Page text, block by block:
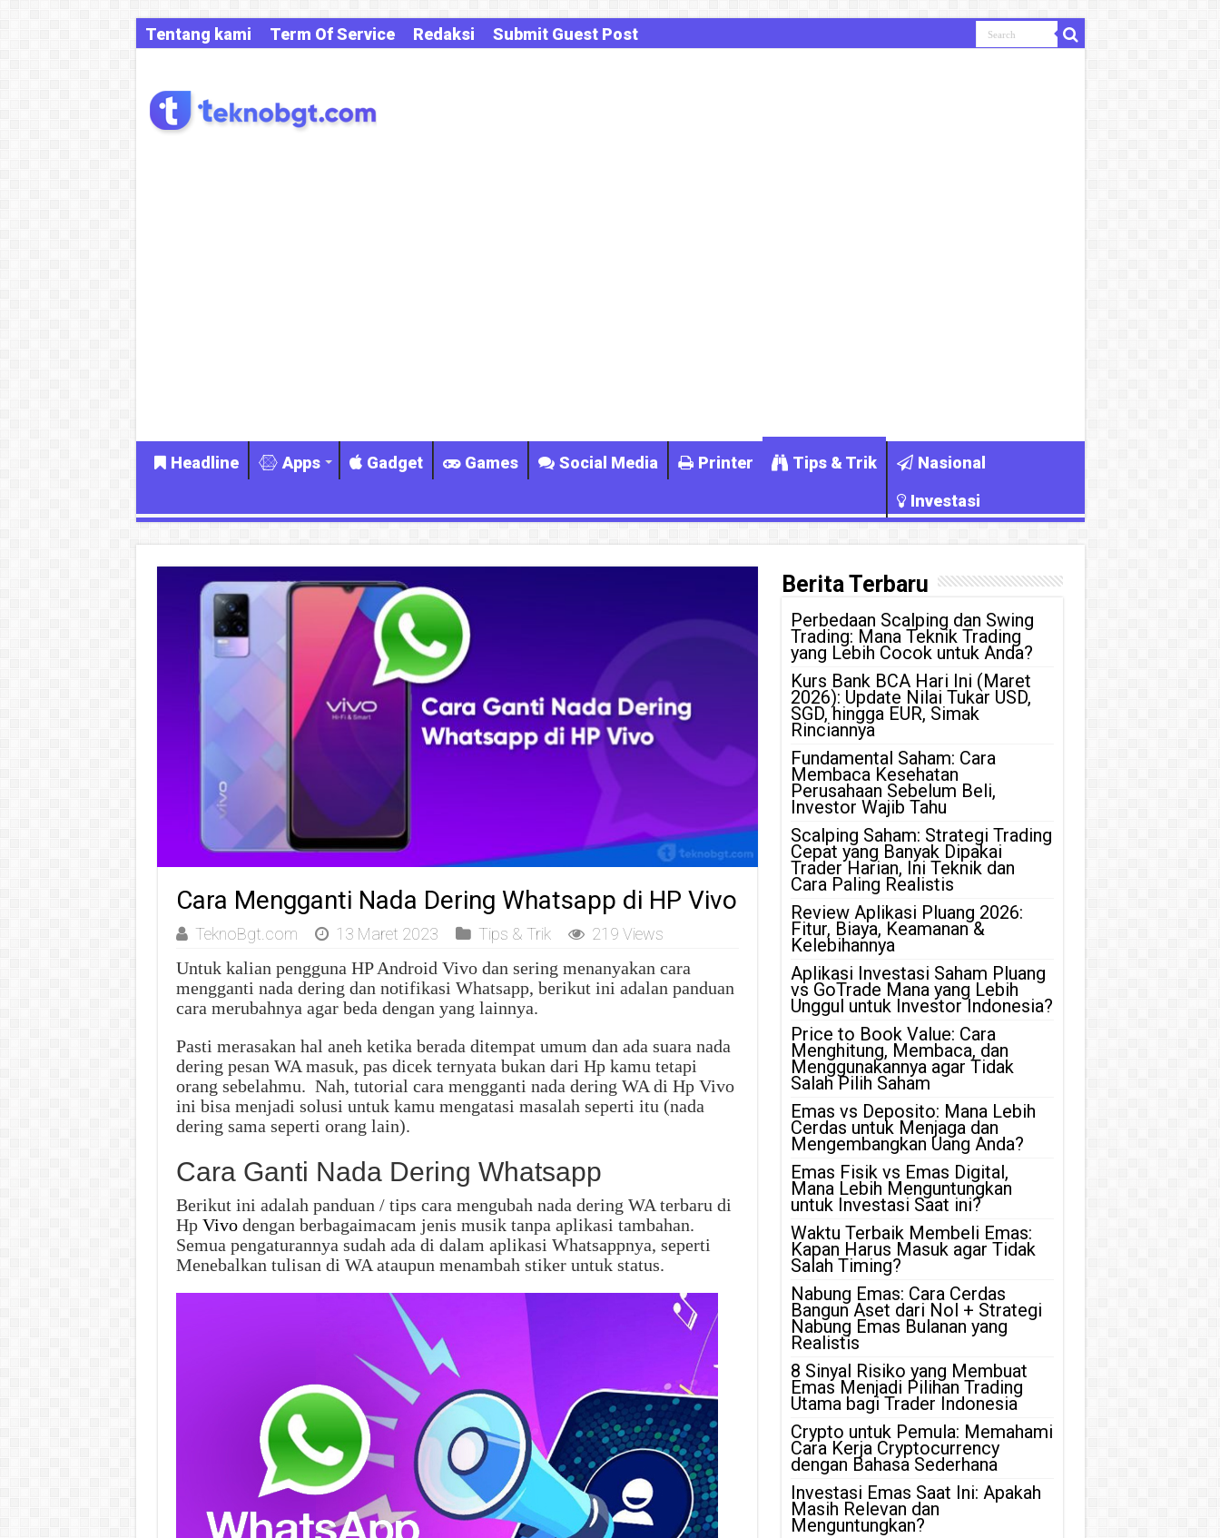
Tentang kami Term Of Service Redaksi Submit Guest Post
Headline Apps Gadget Games Social Media Printer Tips & Trik
Nasional
Investasi
Cara Mengganti Nada Dering Whatsapp di HP Vivo
TeknoBgt.com 13 Maret 2023 Tips & Trik 219 Views
Untuk kalian pengguna HP Android Vivo dan sering menanyakan cara
mengganti nada dering dan notifikasi Whatsapp, berikut ini adalan panduan
cara merubahnya agar beda dengan yang lainnya.
Pasti merasakan hal aneh ketika berada ditempat umum dan ada suara nada
dering pesan WA masuk, pas dicek ternyata bukan dari Hp kamu tetapi
orang sebelahmu. Nah, tutorial cara mengganti nada dering WA di Hp Vivo
ini bisa menjadi solusi untuk kamu mengatasi masalah seperti itu (nada
dering sama seperti orang lain).
Cara Ganti Nada Dering Whatsapp
Berikut ini adalah panduan / tips cara mengubah nada dering WA terbaru di
Hp Vivodengan berbagaimacam jenis musik tanpa aplikasi tambahan.
Semua pengaturannya sudah ada di dalam aplikasi Whatsappnya, seperti
Menebalkan tulisan di WA ataupun menambah stiker untuk status.
Berita Terbaru
Perbedaan Scalping dan Swing
Trading: Mana Teknik Trading
yang Lebih Cocok untuk Anda?
Kurs Bank BCA Hari Ini (Maret
2026): Update Nilai Tukar USD,
SGD, hingga EUR, Simak
Rinciannya
Fundamental Saham: Cara
Membaca Kesehatan
Perusahaan Sebelum Beli,
Investor Wajib Tahu
Scalping Saham: Strategi Trading
Cepat yang Banyak Dipakai
Trader Harian, Ini Teknik dan
Cara Paling Realistis
Review Aplikasi Pluang 2026:
Fitur, Biaya, Keamanan &
Kelebihannya
Aplikasi Investasi Saham Pluang
vs GoTrade Mana yang Lebih
Unggul untuk Investor Indonesia?
Price to Book Value: Cara
Menghitung, Membaca, dan
Menggunakannya agar Tidak
Salah Pilih Saham
Emas vs Deposito: Mana Lebih
Cerdas untuk Menjaga dan
Mengembangkan Uang Anda?
Emas Fisik vs Emas Digital,
Mana Lebih Menguntungkan
untuk Investasi Saat ini?
Waktu Terbaik Membeli Emas:
Kapan Harus Masuk agar Tidak
Salah Timing?
Nabung Emas: Cara Cerdas
Bangun Aset dari Nol + Strategi
Nabung Emas Bulanan yang
Realistis
8 Sinyal Risiko yang Membuat
Emas Menjadi Pilihan Trading
Utama bagi Trader Indonesia
Crypto untuk Pemula: Memahami
Cara Kerja Cryptocurrency
dengan Bahasa Sederhana
Investasi Emas Saat Ini: Apakah
Masih Relevan dan
Menguntungkan?